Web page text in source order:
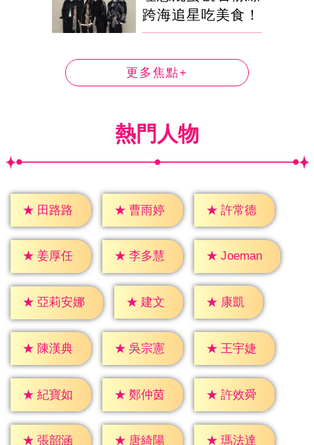
跨海追星吃美食！
更多焦點+
熱門人物
★ 田路路 ★ 曹雨婷 ★ 許常德
★ 姜厚任 ★ 李多慧 ★ Joeman
★ 亞莉安娜 ★ 建文 ★ 康凱
★ 陳漢典 ★ 吳宗憲 ★ 王宇婕
★ 紀寶如 ★ 鄭仲茵 ★ 許效舜
★ 張韶涵 ★ 唐綺陽 ★ 瑪法達